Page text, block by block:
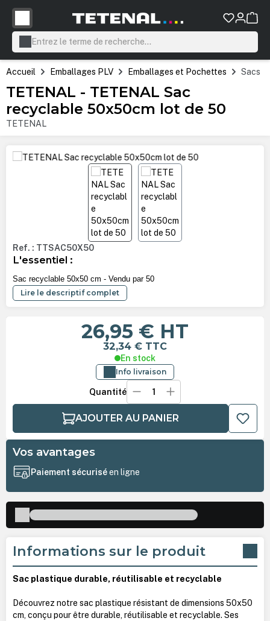
principal
Accueil Emballages PLV Emballages et Pochettes Sacs
TETENAL - TETENAL Sac
recyclable 50x50cm lot de 50
TETENAL
Ignorer la galerie d'images
Ref. : TTSAC50X50
L'essentiel :
Sac recyclable 50x50 cm - Vendu par 50
Lire le descriptif complet
26,95 € HT
32,34 € TTC
En stock
Info livraison
Quantité
AJOUTER AU PANIER
Vos avantages
Paiement sécuriséen ligne
Informations sur le produit
Sac plastique durable, réutilisable et recyclable
Découvrez notre sac plastique résistant de dimensions 50x50
cm, conçu pour être durable, réutilisable et recyclable. Ses